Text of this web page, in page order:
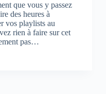
que vous y passez
des heures à
vos playlists au
rien à faire sur cet
pas…